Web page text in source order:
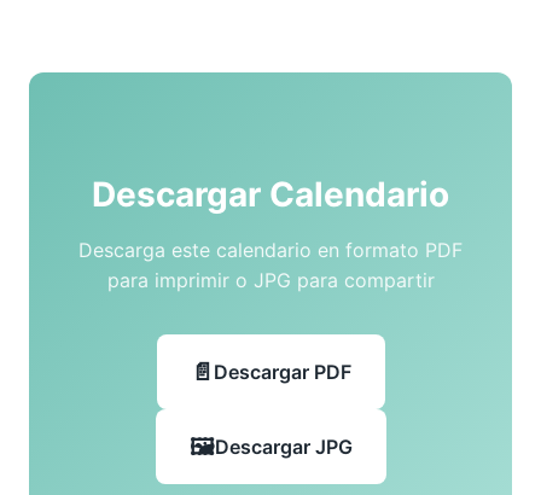
Descargar Calendario
Descarga este calendario en formato PDF
para imprimir o JPG para compartir
Descargar PDF
Descargar JPG